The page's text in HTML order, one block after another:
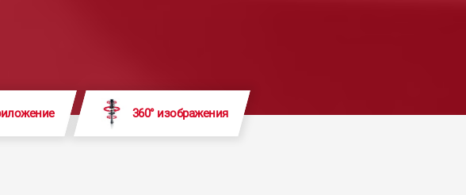
360° изображения